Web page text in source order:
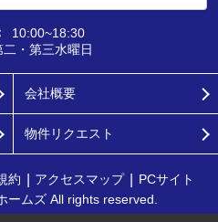
10:00~18:30
二・第三水曜日
会社概要
物件リクエスト
約 アクセスマップ
PCサイト
ームズ All rights reserved.